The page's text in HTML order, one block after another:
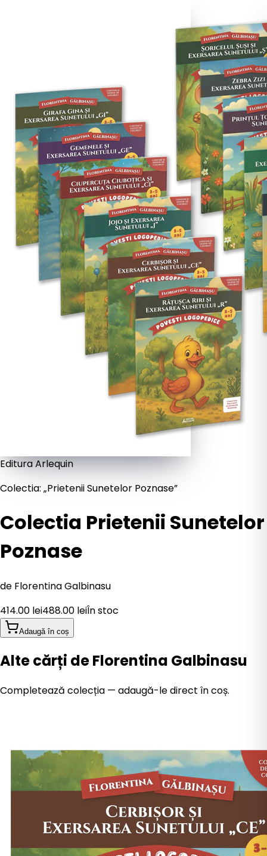
Editura Arlequin
Colectia: „Prietenii Sunetelor Poznase”
Colectia Prietenii Sunetelor
Poznase
de Florentina Galbinasu
414.00 lei488.00 leiÎn stoc
Adaugă în coș
Alte cărți de Florentina Galbinasu
Completează colecția — adaugă-le direct în coș.